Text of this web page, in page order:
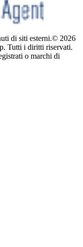
di siti esterni.© 2026
Tutti i diritti riservati.
o marchi di